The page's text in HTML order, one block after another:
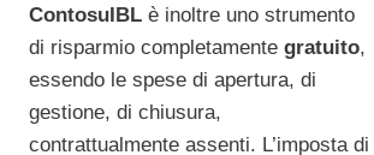
ContosuIBL è inoltre uno strumento
di risparmio completamente gratuito,
essendo le spese di apertura, di
gestione, di chiusura,
contrattualmente assenti. L’imposta di